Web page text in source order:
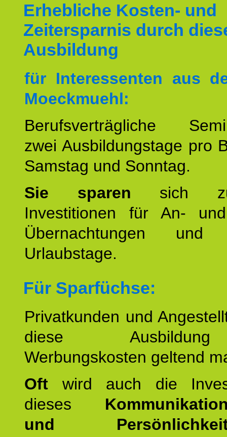
Erhebliche Kosten- und
Zeitersparnis durch
Ausbildung
für Interessenten aus
Moeckmuehl:
Berufsverträgliche
zwei Ausbildungstage pro
Samstag und Sonntag.
Sie sparen sich
Investitionen für An-
Übernachtungen und
Urlaubstage.
Für Sparfüchse:
Privatkunden und
diese
Werbungskosten geltend
Oft wird auch die
dieses
und